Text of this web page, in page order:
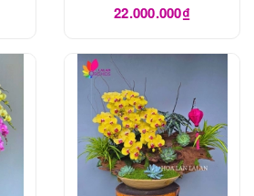
22.000.000₫